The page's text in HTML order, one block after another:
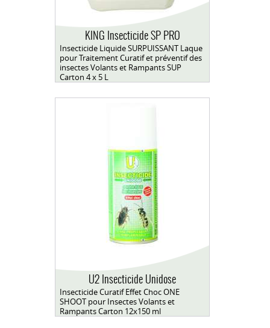
KING Insecticide SP PRO
Insecticide Liquide SURPUISSANT Laque
pour Traitement Curatif et préventif des
insectes Volants et Rampants SUP
Carton 4 x 5 L
U2 Insecticide Unidose
Insecticide Curatif Effet Choc ONE
SHOOT pour Insectes Volants et
Rampants Carton 12x150 ml